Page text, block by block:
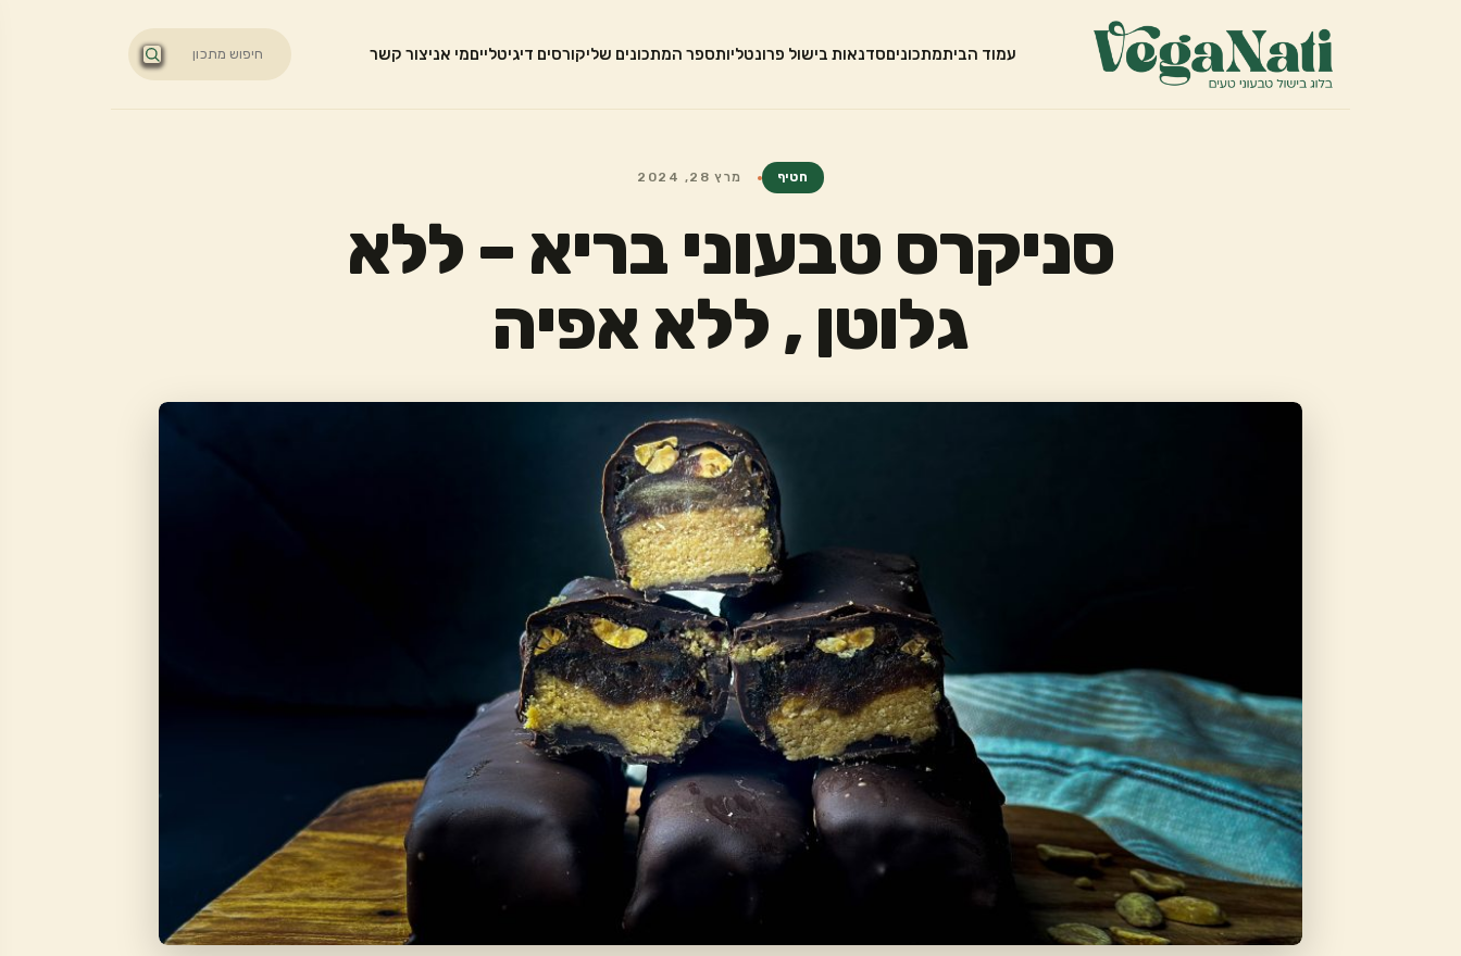
עמוד הביתמתכוניםסדנאות בישול פרונטליותספר המתכונים שליקורסים דיגיטלייםמי אניצור קשר
חטיף מרץ 28, 2024
סניקרס טבעוני בריא – ללא
גלוטן , ללא אפיה